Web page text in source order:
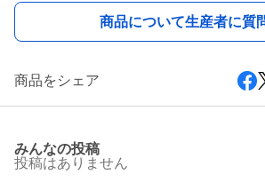
商品について生産者に質
商品をシェア
みんなの投稿
投稿はありません